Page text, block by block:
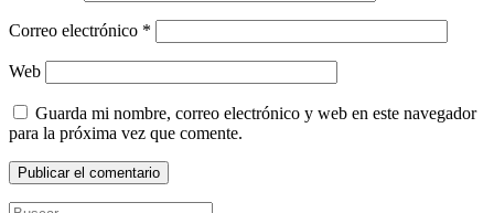
Correo electrónico *
Web
Guarda mi nombre, correo electrónico y web en este navegador
para la próxima vez que comente.